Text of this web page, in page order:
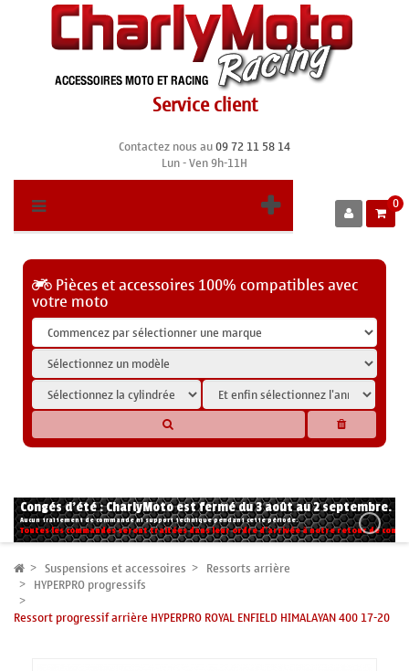
Service client
Contactez nous au09 72 11 58 14
Lun - Ven 9h-11H
0
Pièces et accessoires 100% compatibles avec
votre moto
Congés d'été : CharlyMoto est fermé du 3 août au 2 septembre.
Aucun traitement de commande ni support technique pendant cette période.
Toutes les commandes seront traitées dans leur ordre d'arrivée à notre retour de
Suspensions et accessoires Ressorts arrière
HYPERPRO progressifs
Ressort progressif arrière HYPERPRO ROYAL ENFIELD HIMALAYAN 400 17-20